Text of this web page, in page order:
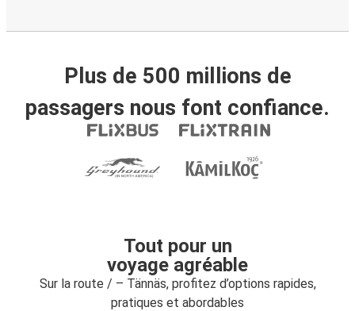
Plus de 500 millions de
passagers nous font confiance.
Tout pour un
voyage agréable
Sur la route / – Tännäs, profitez d’options rapides,
pratiques et abordables